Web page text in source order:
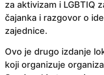
za aktivizam i LGBTIQ
čajanka i razgovor o
zajednice.
Ovo je drugo izdanje
koji organizuje